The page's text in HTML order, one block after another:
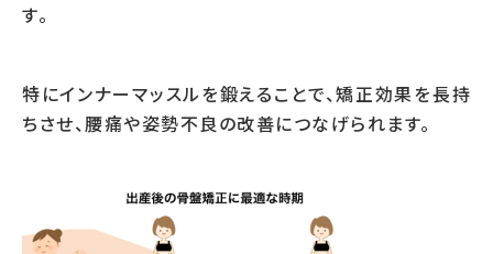
す。
特にインナーマッスルを鍛えることで、矯正効果を長持
ちさせ、腰痛や姿勢不良の改善につなげられます。